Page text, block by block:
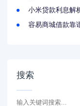
小米贷款利息解
容易商城借款靠
搜索